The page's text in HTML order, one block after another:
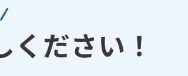
ください！